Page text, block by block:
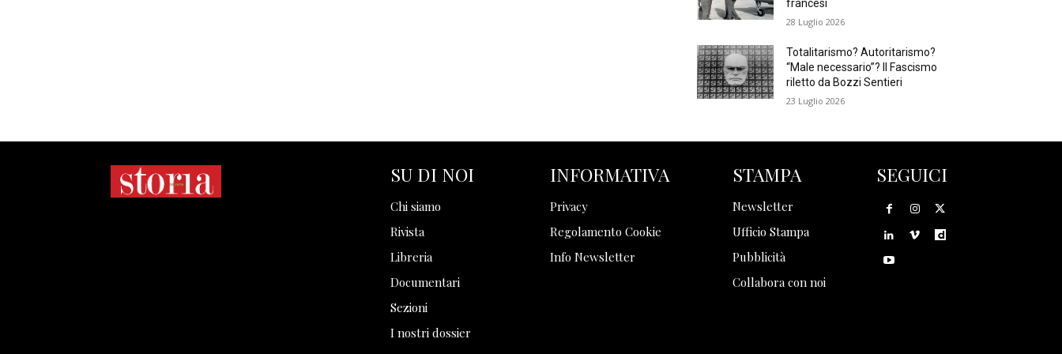
francesi
28 Luglio 2026
Totalitarismo? Autoritarismo?
“Male necessario”? Il Fascismo
riletto da Bozzi Sentieri
23 Luglio 2026
SU DI NOI
Chi siamo
Rivista
Libreria
Documentari
Sezioni
I nostri dossier
INFORMATIVA
Privacy
Regolamento Cookie
Info Newsletter
STAMPA
Newsletter
Ufficio Stampa
Pubblicità
Collabora con noi
SEGUICI